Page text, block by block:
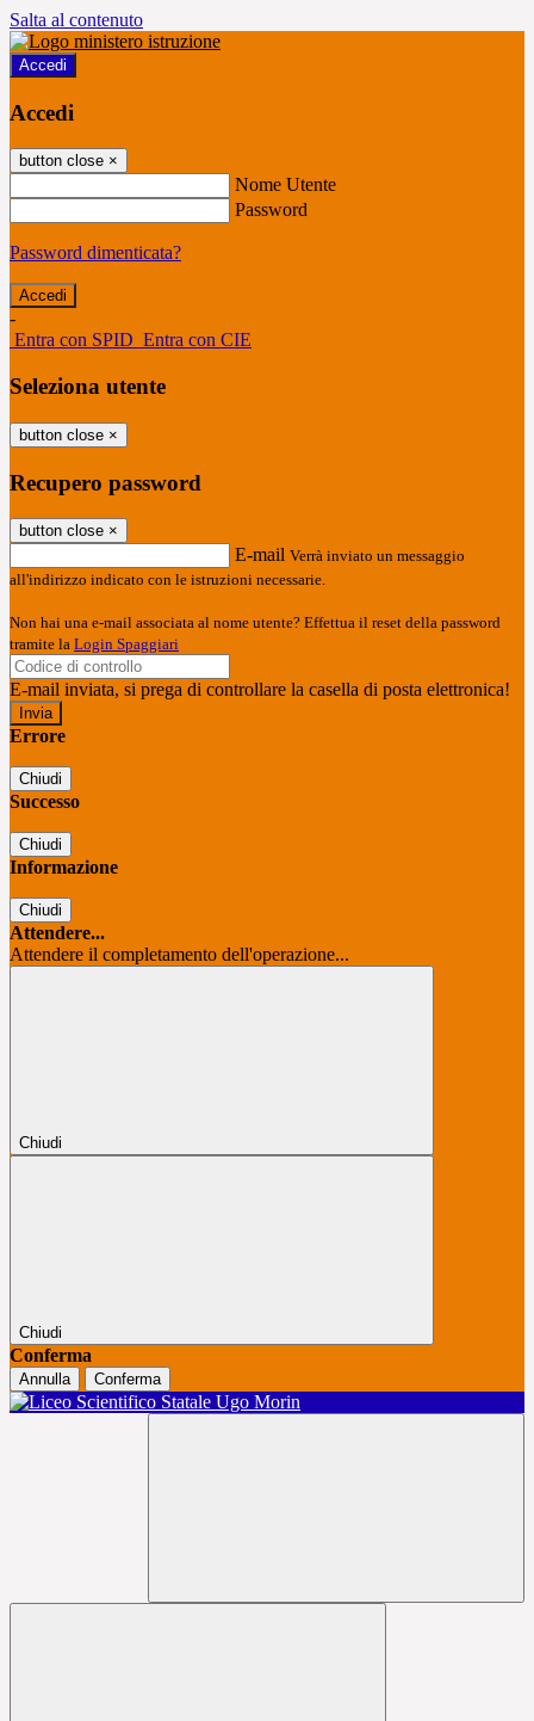
Salta al contenuto
Accedi
Accedi
button close ×
Nome Utente
Password
Password dimenticata?
-
Entra con SPID Entra con CIE
Seleziona utente
button close ×
Recupero password
button close ×
E-mail Verrà inviato un messaggio
all'indirizzo indicato con le istruzioni necessarie.
Non hai una e-mail associata al nome utente? Effettua il reset della password
tramite la Login Spaggiari
E-mail inviata, si prega di controllare la casella di posta elettronica!
Errore
Chiudi
Successo
Chiudi
Informazione
Chiudi
Attendere...
Attendere il completamento dell'operazione...
Chiudi
Chiudi
Conferma
Annulla Conferma